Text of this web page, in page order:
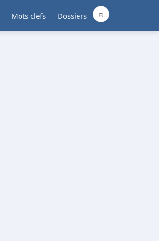
Mots clefs Dossiers ☼